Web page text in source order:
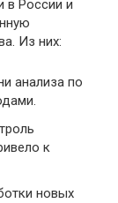
в России и
Из них:
анализа по
к
новых